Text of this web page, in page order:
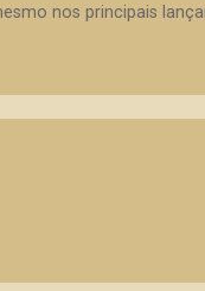
nos principais